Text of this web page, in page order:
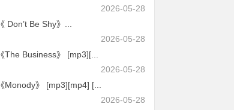
2026-05-28
《 Don’t Be Shy》...
2026-05-28
《The Business》 [mp3][...
2026-05-28
《Monody》 [mp3][mp4] [...
2026-05-28